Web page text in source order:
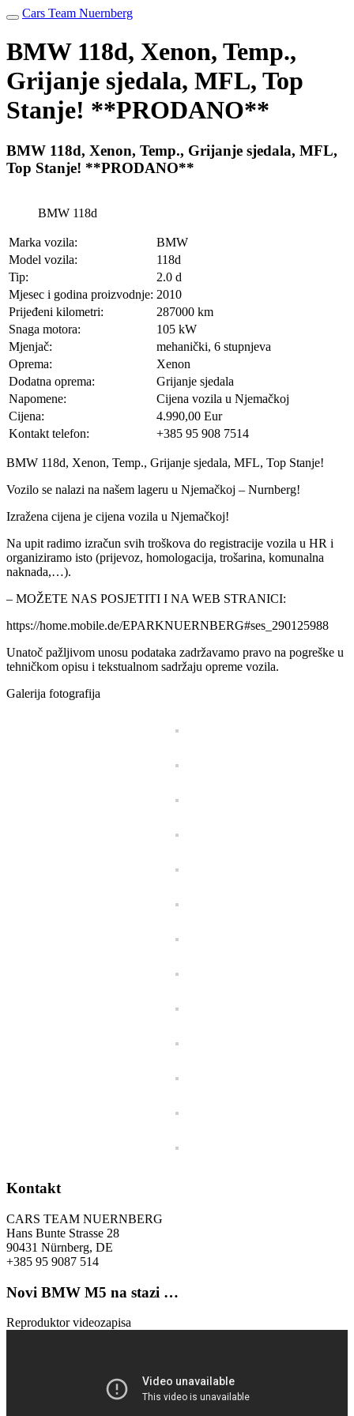
Cars Team Nuernberg
BMW 118d, Xenon, Temp.,
Grijanje sjedala, MFL, Top
Stanje! **PRODANO**
BMW 118d, Xenon, Temp., Grijanje sjedala, MFL,
Top Stanje! **PRODANO**
BMW 118d
Marka vozila:
BMW
Model vozila:
118d
Tip:
2.0 d
Mjesec i godina proizvodnje: 2010
Prijeđeni kilometri:
287000 km
Snaga motora:
105 kW
Mjenjač:
mehanički, 6 stupnjeva
Oprema:
Xenon
Dodatna oprema:
Grijanje sjedala
Napomene:
Cijena vozila u Njemačkoj
Cijena:
4.990,00 Eur
Kontakt telefon:
+385 95 908 7514
BMW 118d, Xenon, Temp., Grijanje sjedala, MFL, Top Stanje!
Vozilo se nalazi na našem lageru u Njemačkoj – Nurnberg!
Izražena cijena je cijena vozila u Njemačkoj!
Na upit radimo izračun svih troškova do registracije vozila u HR i
organiziramo isto (prijevoz, homologacija, trošarina, komunalna
naknada,…).
– MOŽETE NAS POSJETITI I NA WEB STRANICI:
https://home.mobile.de/EPARKNUERNBERG#ses_290125988
Unatoč pažljivom unosu podataka zadržavamo pravo na pogreške u
tehničkom opisu i tekstualnom sadržaju opreme vozila.
Galerija fotografija
Kontakt
CARS TEAM NUERNBERG
Hans Bunte Strasse 28
90431 Nürnberg, DE
+385 95 9087 514
Novi BMW M5 na stazi …
Reproduktor videozapisa